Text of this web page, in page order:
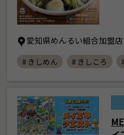
愛知県めんるい組合加盟
# きしめん # きしころ